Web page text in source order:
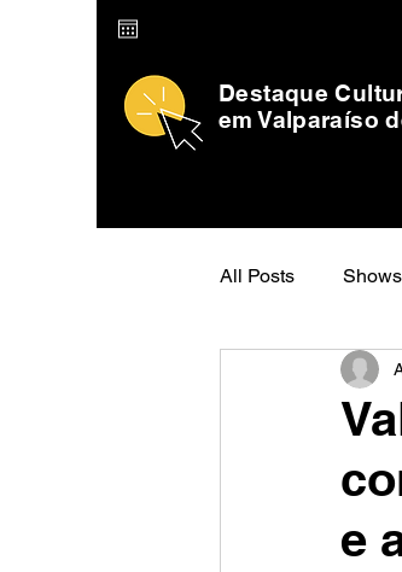
Destaque
em Valparaíso
All Posts Shows
e